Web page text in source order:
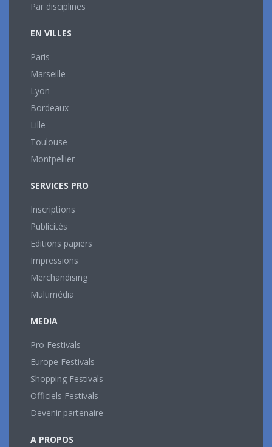
Par disciplines
EN VILLES
Paris
Marseille
Lyon
Bordeaux
Lille
Toulouse
Montpellier
SERVICES PRO
Inscriptions
Publicités
Editions papiers
Impressions
Merchandising
Multimédia
MEDIA
Pro Festivals
Europe Festivals
Shopping Festivals
Officiels Festivals
Devenir partenaire
A PROPOS